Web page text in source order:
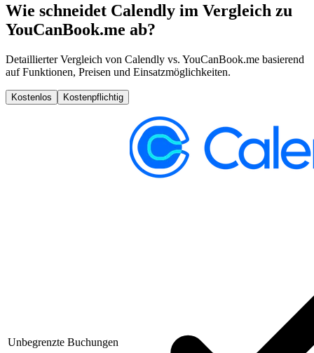
Wie schneidet Calendly im Vergleich zu
YouCanBook.me ab?
Detaillierter Vergleich von Calendly vs. YouCanBook.me basierend
auf Funktionen, Preisen und Einsatzmöglichkeiten.
Kostenlos Kostenpflichtig
Unbegrenzte Buchungen